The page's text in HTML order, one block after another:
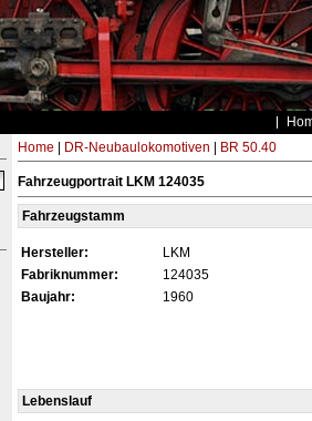
Home DR-Neubaulokomotiven BR 50.40
Fahrzeugportrait LKM 124035
Fahrzeugstamm
Hersteller: LKM
Fabriknummer:
124035
Baujahr:
1960
Lebenslauf